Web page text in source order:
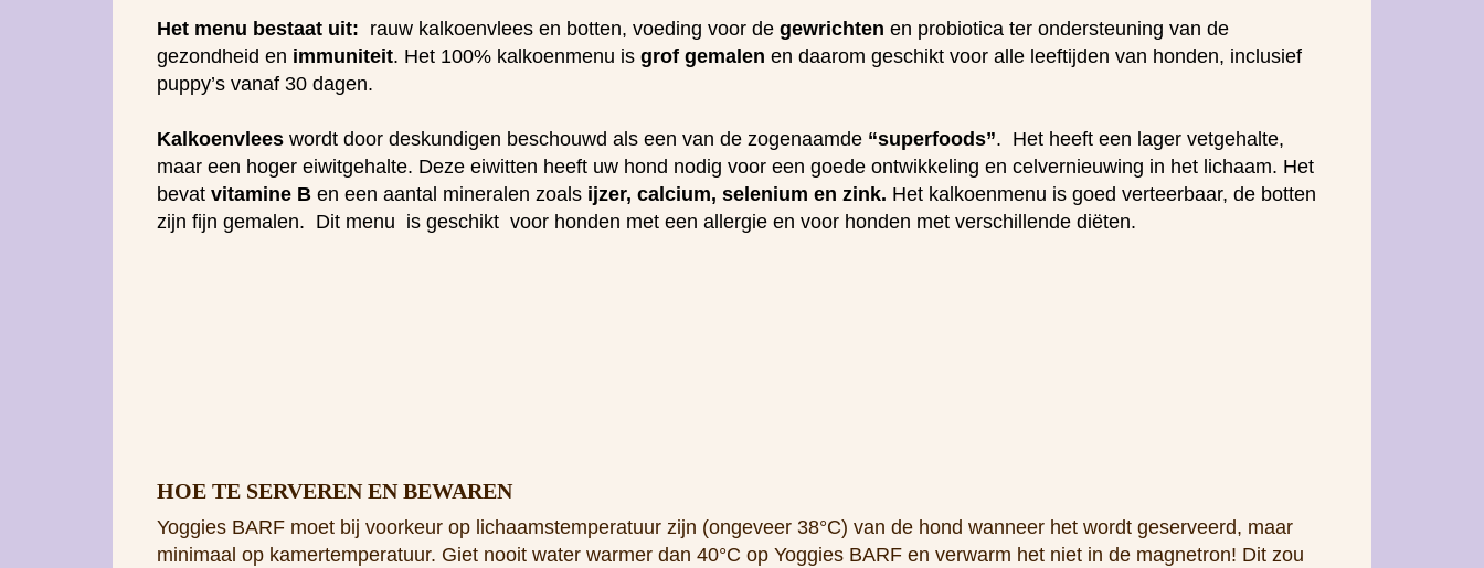
Het menu bestaat uit: rauw kalkoenvlees en botten, voeding voor de gewrichten en probiotica ter ondersteuning van de
gezondheid en immuniteit. Het 100% kalkoenmenu is grof gemalen en daarom geschikt voor alle leeftijden van honden, inclusief
puppy’s vanaf 30 dagen.
Kalkoenvlees wordt door deskundigen beschouwd als een van de zogenaamde “superfoods”. Het heeft een lager vetgehalte,
maar een hoger eiwitgehalte. Deze eiwitten heeft uw hond nodig voor een goede ontwikkeling en celvernieuwing in het lichaam. Het
bevat vitamine B en een aantal mineralen zoals ijzer, calcium, selenium en zink. Het kalkoenmenu is goed verteerbaar, de botten
zijn fijn gemalen. Dit menu is geschikt voor honden met een allergie en voor honden met verschillende diëten.
(wij adviseren -19°C)! Na ontdooien in een afgesloten verpakking in de koelkast bewaren, niet opnieuw invriezen en uiterlijk binnen
48 uur consumeren.